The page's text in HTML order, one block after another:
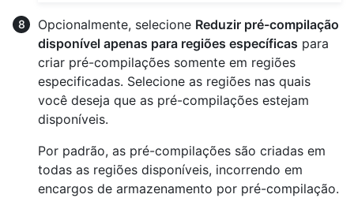
Opcionalmente, selecione Reduzir pré-compilação
disponível apenas para regiões específicas para
criar pré-compilações somente em regiões
especificadas. Selecione as regiões nas quais
você deseja que as pré-compilações estejam
disponíveis.
Por padrão, as pré-compilações são criadas em
todas as regiões disponíveis, incorrendo em
encargos de armazenamento por pré-compilação.